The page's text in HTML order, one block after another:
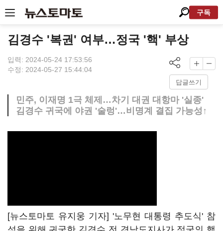
구독
김경수 '복권' 여부…정국 '핵' 부상
입력: 2024-05-24 17:53:56
수정: 2024-05-27 15:44:04
답글쓰기
민주, 이재명 1극 체제…차기 대권 대항마 '실종'
김경수 귀국에 야권 '술렁'…비명계 결집 가능성↑
[뉴스토마토 유지웅 기자] '노무현 대통령 추도식' 참